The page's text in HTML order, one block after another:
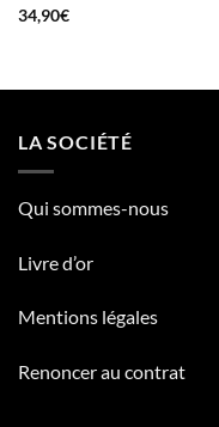
34,90€
LA SOCIÉTÉ
Qui sommes-nous
Livre d’or
Mentions légales
Renoncer au contrat